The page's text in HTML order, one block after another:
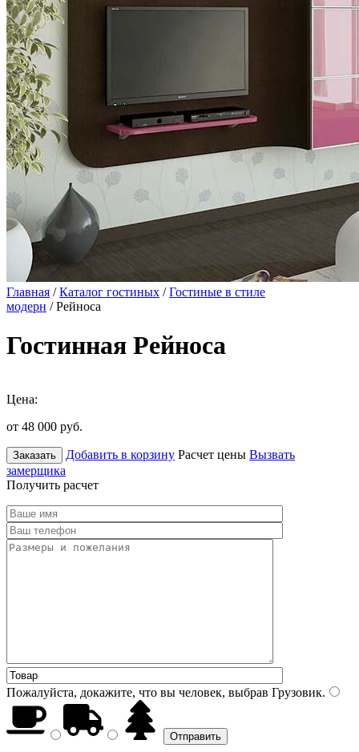
Главная /Каталог гостиных /Гостиные в стиле
модерн / Рейноса
Гостинная Рейноса
Цена:
от 48 000 руб.
Заказать Добавить в корзину Расчет цены Вызвать
замерщика
Получить расчет
Пожалуйста, докажите, что вы человек, выбрав Грузовик.